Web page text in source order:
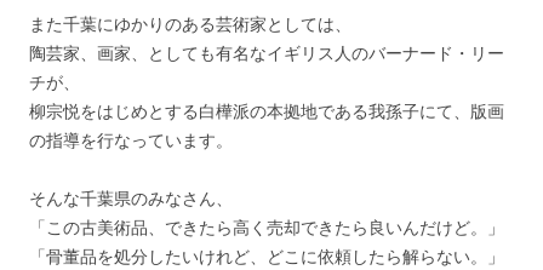
また千葉にゆかりのある芸術家としては、
陶芸家、画家、としても有名なイギリス人のバーナード・リー
チが、
柳宗悦をはじめとする白樺派の本拠地である我孫子にて、版画
の指導を行なっています。
そんな千葉県のみなさん、
「この古美術品、できたら高く売却できたら良いんだけど。」
「骨董品を処分したいけれど、どこに依頼したら解らない。」